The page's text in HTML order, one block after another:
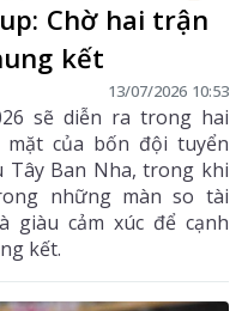
Chờ hai trận
kết
13/07/2026 10:53
sẽ diễn ra trong hai
của bốn đội tuyển
Tây Ban Nha, trong khi
những màn so tài
giàu cảm xúc để cạnh
kết.